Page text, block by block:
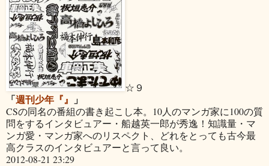
☆９
「週刊少年『』 」
CSの同名の番組の書き起こし本。10人のマンガ家に100の質
問をするインタビュアー・船越英一郎が秀逸！知識量・マ
ンガ愛・マンガ家へのリスペクト、どれをとっても古今最
高クラスのインタビュアーと言って良い。
2012-08-21 23:29